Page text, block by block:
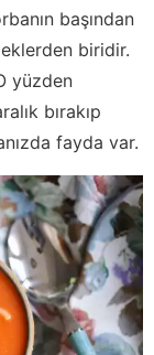
başından
biridir.
yüzden
bırakıp
fayda var.